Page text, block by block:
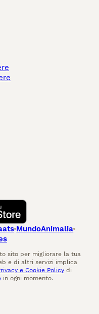
MundoAnimalia
sito per migliorare la tua
e di altri servizi implica
e Cookie Policy di
in ogni momento.